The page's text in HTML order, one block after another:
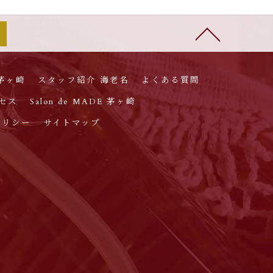
ヶ崎 スタッフ紹介 海老名
よくある質問
ス
Salon de MADE 茅ヶ崎
シー サイトマップ